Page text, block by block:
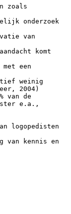
zoals
onderzoek
van
komt
een
weinig
2004)
van de
e.a.,
logopedisten
kennis en